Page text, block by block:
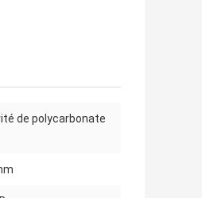
de polycarbonate